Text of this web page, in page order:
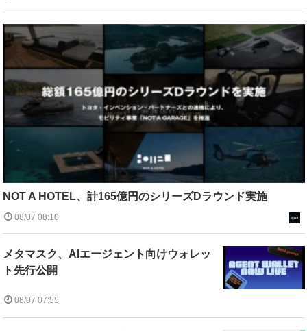
NOT A HOTEL、計165億円のシリーズDラウンド実施
08/07 08:10
メタマスク、AIエージェント向けウォレッ
ト先行公開
08/07 07:55